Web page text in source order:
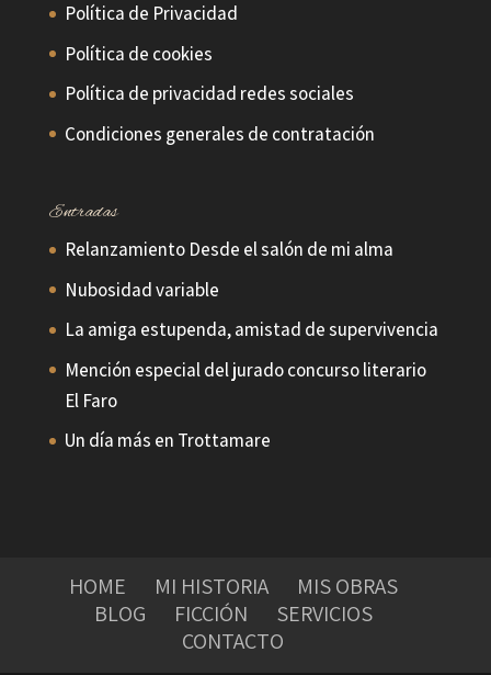
Política de Privacidad
Política de cookies
Política de privacidad redes sociales
Condiciones generales de contratación
Entradas
Relanzamiento Desde el salón de mi alma
Nubosidad variable
La amiga estupenda, amistad de supervivencia
Mención especial del jurado concurso literario
El Faro
Un día más en Trottamare
HOME MI HISTORIA
MIS OBRAS
BLOG
FICCIÓN
SERVICIOS
CONTACTO